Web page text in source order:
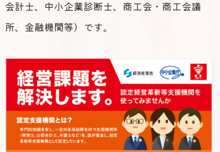
会計士、中小企業診断士、商工会・商工会議
所、金融機関等）です。